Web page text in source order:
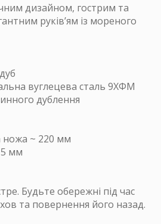
дизайном, гострим та
руків’ям із мореного
вуглецева сталь 9ХФМ
дублення
ножа ~ 220 мм
мм
Будьте обережні під час
та повернення його назад.